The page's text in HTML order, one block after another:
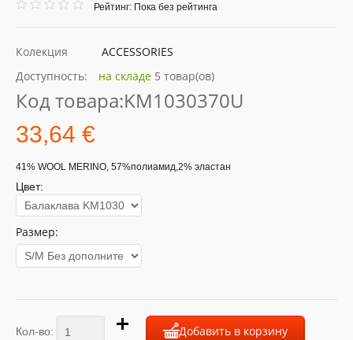
Рейтинг: Пока без рейтинга
Колекция
ACCESSORIES
Доступность:
на складе 5 товар(ов)
Код товара:KM1030370U
33,64 €
41% WOOL MERINO, 57%полиамид,2% эластан
Цвет:
Размер:
Кол-во: Добавить в корзину